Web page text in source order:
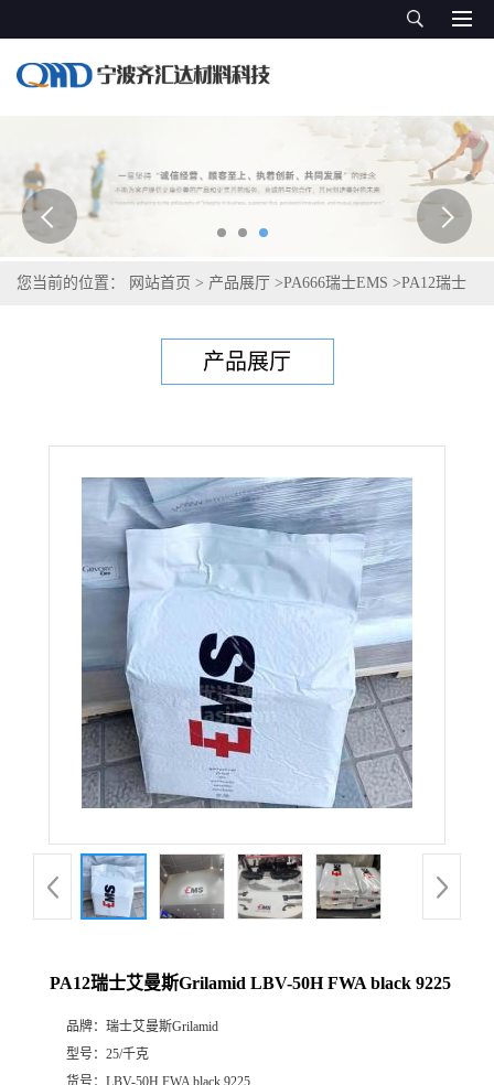
您当前的位置： 网站首页 > 产品展厅 >PA666瑞士EMS >PA12瑞士
产品展厅
PA12瑞士艾曼斯Grilamid LBV-50H FWA black 9225
品牌： 瑞士艾曼斯Grilamid
型号： 25/千克